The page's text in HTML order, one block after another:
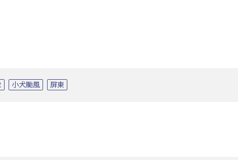
小犬颱風 屏東